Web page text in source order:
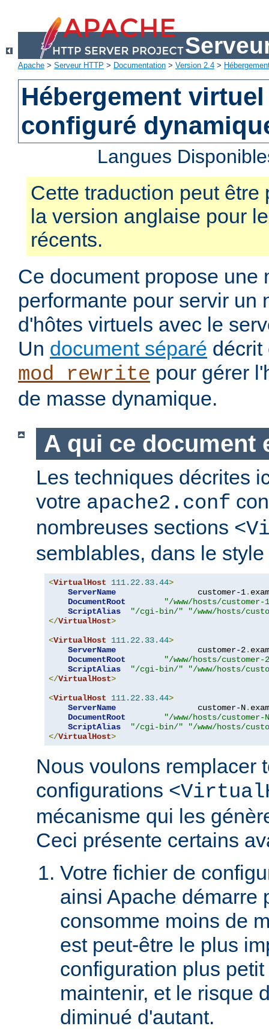
Apache > Serveur HTTP > Documentation > Version 2.4 >
Hébergement
configuré
Langues
Cette traduction peut être
la version anglaise pour
récents.
Ce document propose une
performante pour servir un
d'hôtes virtuels avec le
Un document séparé décrit
mod_rewrite pour gérer
de masse dynamique.
A qui ce document
Les techniques décrites
votre apache2.conf
nombreuses sections
semblables, dans le style
<VirtualHost 111.22. 33.44>
ServerName
                 customer-1
.
DocumentRoot
"/www/hosts/customer-
ScriptAlias
"/cgi-bin/"
"/www/hosts/
</VirtualHost>
<VirtualHost 111.22. 33.44>
ServerName
                 customer-2
.
DocumentRoot
"/www/hosts/customer-
ScriptAlias
"/cgi-bin/"
"/www/hosts/
</VirtualHost>
<VirtualHost 111.22. 33.44>
ServerName
                 customer-N
.
DocumentRoot
"/www/hosts/customer-
ScriptAlias
"/cgi-bin/"
"/www/hosts/
</VirtualHost>
Nous voulons remplacer
configurations
mécanisme qui les
Ceci présente certains
Votre fichier de
ainsi Apache démarre
consomme moins de
est peut-être le plus
configuration plus
maintenir, et le risque
diminué d'autant.